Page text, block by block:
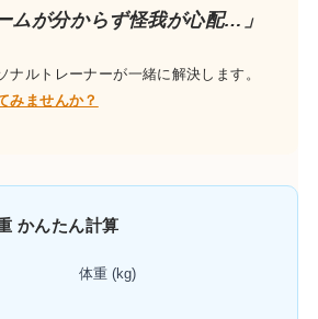
ムが分からず怪我が心配…」
ナルトレーナーが一緒に解決します。
みませんか？
かんたん計算
体重 (kg)